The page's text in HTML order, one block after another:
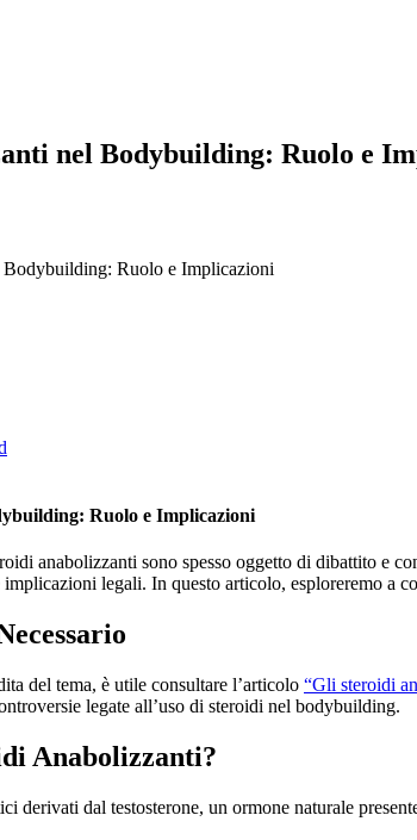
nel Bodybuilding: Ruolo e
Ruolo e Implicazioni
Ruolo e Implicazioni
anabolizzanti sono spesso oggetto di dibattito e
legali. In questo articolo, esploreremo a
del tema, è utile consultare l’articolo “Gli steroidi
legate all’uso di steroidi nel bodybuilding.
Anabolizzanti?
derivati dal testosterone, un ormone naturale